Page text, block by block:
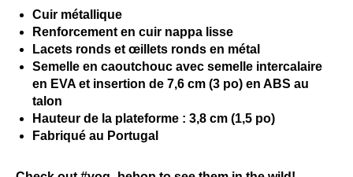
Cuir métallique
Renforcement en cuir nappa lisse
Lacets ronds et œillets ronds en métal
Semelle en caoutchouc avec semelle intercalaire
en EVA et insertion de 7,6 cm (3 po) en ABS au
talon
Hauteur de la plateforme : 3,8 cm (1,5 po)
Fabriqué au Portugal